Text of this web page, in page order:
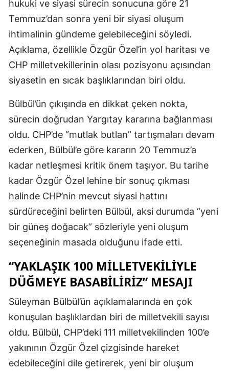
hukuki ve siyasi sürecin sonucuna göre 21
Temmuz’dan sonra yeni bir siyasi oluşum
ihtimalinin gündeme gelebileceğini söyledi.
Açıklama, özellikle Özgür Özel’in yol haritası ve
CHP milletvekillerinin olası pozisyonu açısından
siyasetin en sıcak başlıklarından biri oldu.
Bülbül’ün çıkışında en dikkat çeken nokta,
sürecin doğrudan Yargıtay kararına bağlanması
oldu. CHP’de “mutlak butlan” tartışmaları devam
ederken, Bülbül’e göre kararın 20 Temmuz’a
kadar netleşmesi kritik önem taşıyor. Bu tarihe
kadar Özgür Özel lehine bir sonuç çıkması
halinde CHP’nin mevcut siyasi hattını
sürdüreceğini belirten Bülbül, aksi durumda “yeni
bir güneş doğacak” sözleriyle yeni oluşum
seçeneğinin masada olduğunu ifade etti.
“YAKLAŞIK 100 MILLETVEKILIYLE
DÜĞMEYE BASABILIRIZ” MESAJI
Süleyman Bülbül’ün açıklamalarında en çok
konuşulan başlıklardan biri de milletvekili sayısı
oldu. Bülbül, CHP’deki 111 milletvekilinden 100’e
yakınının Özgür Özel çizgisinde hareket
edebileceğini dile getirerek, yeni bir oluşum